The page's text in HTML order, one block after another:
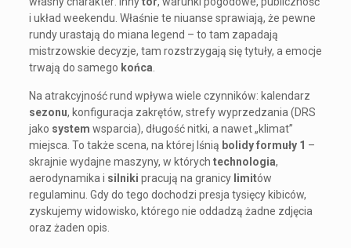
i układ weekendu. Właśnie te niuanse sprawiają, że pewne
rundy urastają do miana legend – to tam zapadają
mistrzowskie decyzje, tam rozstrzygają się tytuły, a emocje
trwają do samego końca
Na atrakcyjność rund wpływa wiele czynników: kalendarz
sezonu, konfiguracja zakrętów, strefy wyprzedzania (DRS
jako system wsparcia), długość nitki, a nawet „klimat”
miejsca. To także scena, na której lśnią bolidy formuły 1 –
skrajnie wydajne maszyny, w których technologia,
aerodynamika i silniki pracują na granicy limitów
regulaminu. Gdy do tego dochodzi presja tysięcy kibiców,
zyskujemy widowisko, którego nie oddadzą żadne zdjęcia
oraz żaden opis.